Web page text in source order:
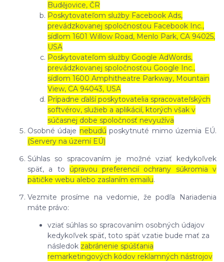
Budějovice, ČR
Poskytovateľom služby Facebook Ads,
prevádzkovanej spoločnosťou Facebook Inc.,
sídlom 1601 Willow Road, Menlo Park, CA 94025,
USA
Poskytovateľom služby Google AdWords,
prevádzkovanej spoločnosťou Google Inc.,
sídlom 1600 Amphitheatre Parkway, Mountain
View, CA 94043, USA
Prípadne ďalší poskytovatelia spracovateľských
softvérov, služieb a aplikácií, ktorých však v
súčasnej dobe spoločnosť nevyužíva
Osobné údaje nebudú poskytnuté mimo územia EÚ.
(Servery na území EÚ)
Súhlas so spracovaním je možné vziať kedykoľvek
späť, a to úpravou preferencií ochrany súkromia v
pätičke webu alebo zaslaním emailu.
Vezmite prosíme na vedomie, že podľa Nariadenia
máte právo:
vziať súhlas so spracovaním osobných údajov
kedykoľvek späť, toto späť vzatie bude mať za
následok zabránenie spúšťania
remarketingových kódov reklamných nástrojov